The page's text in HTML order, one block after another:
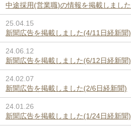
中途採用(営業職)の情報を掲載しました
25.04.15
新聞広告を掲載しました(4/11日経新聞)
24.06.12
新聞広告を掲載しました(6/12日経新聞)
24.02.07
新聞広告を掲載しました(2/6日経新聞)
24.01.26
新聞広告を掲載しました(1/24日経新聞)